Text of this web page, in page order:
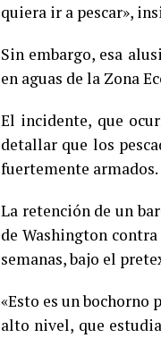
quiera ir a pescar»,
Sin embargo, esa
en aguas de la Zona
El incidente, que
detallar que los
fuertemente armados.
La retención de un
de Washington
semanas, bajo el
«Esto es un
alto nivel, que